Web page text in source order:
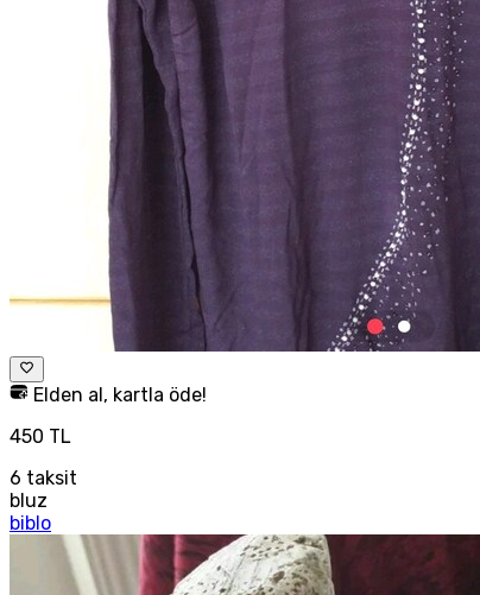
Elden al, kartla öde!
450 TL
6 taksit
bluz
biblo